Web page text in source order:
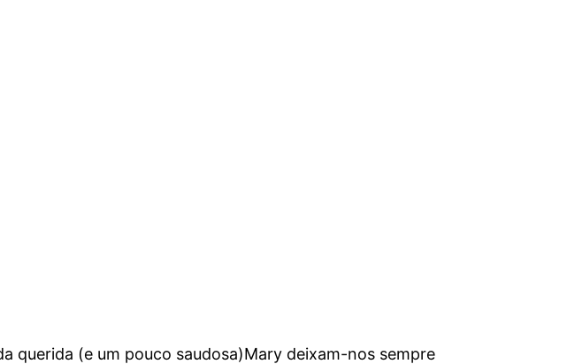
querida (e um pouco saudosa)Mary deixam-nos sempre